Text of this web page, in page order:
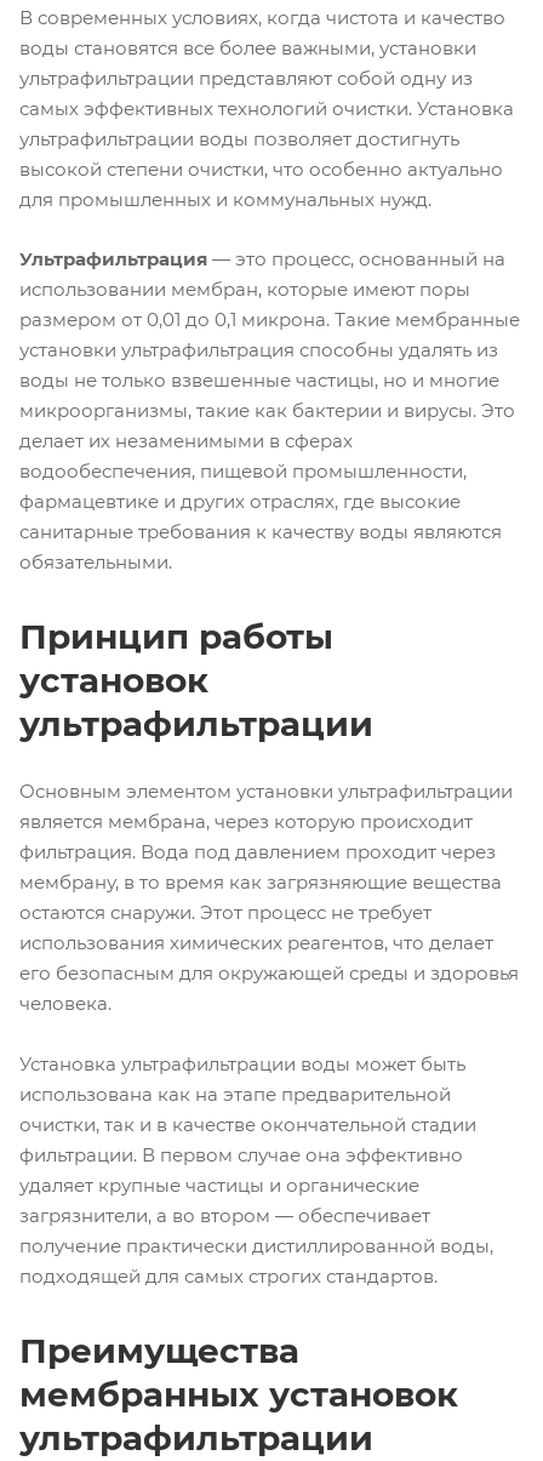
В современных условиях, когда чистота и качество
воды становятся все более важными, установки
ультрафильтрации представляют собой одну из
самых эффективных технологий очистки. Установка
ультрафильтрации воды позволяет достигнуть
высокой степени очистки, что особенно актуально
для промышленных и коммунальных нужд.
Ультрафильтрация — это процесс, основанный на
использовании мембран, которые имеют поры
размером от 0,01 до 0,1 микрона. Такие мембранные
установки ультрафильтрация способны удалять из
воды не только взвешенные частицы, но и многие
микроорганизмы, такие как бактерии и вирусы. Это
делает их незаменимыми в сферах
водообеспечения, пищевой промышленности,
фармацевтике и других отраслях, где высокие
санитарные требования к качеству воды являются
обязательными.
Принцип работы
установок
ультрафильтрации
Основным элементом установки ультрафильтрации
является мембрана, через которую происходит
фильтрация. Вода под давлением проходит через
мембрану, в то время как загрязняющие вещества
остаются снаружи. Этот процесс не требует
использования химических реагентов, что делает
его безопасным для окружающей среды и здоровья
человека.
Установка ультрафильтрации воды может быть
использована как на этапе предварительной
очистки, так и в качестве окончательной стадии
фильтрации. В первом случае она эффективно
удаляет крупные частицы и органические
загрязнители, а во втором — обеспечивает
получение практически дистиллированной воды,
подходящей для самых строгих стандартов.
Преимущества
мембранных установок
ультрафильтрации